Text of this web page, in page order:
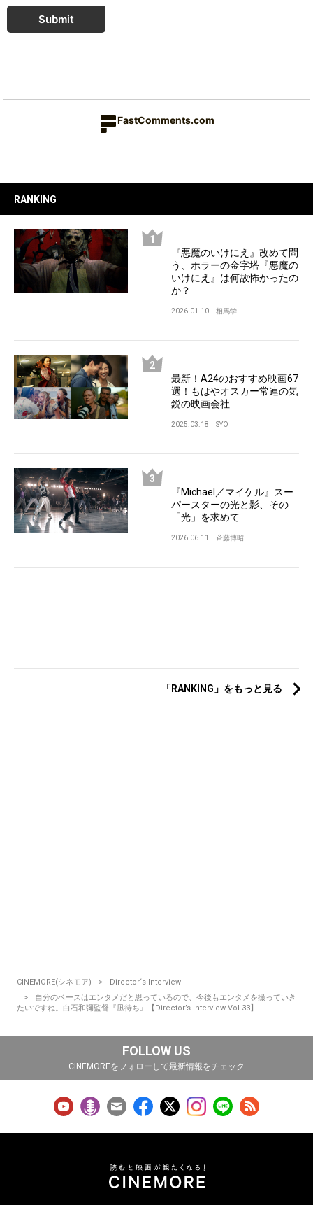
Submit
FastComments.com
RANKING
『悪魔のいけにえ』改めて問
う、ホラーの金字塔『悪魔の
いけにえ』は何故怖かったの
か？
2026.01.10 相馬学
最新！A24のおすすめ映画67
選！もはやオスカー常連の気
鋭の映画会社
2025.03.18 SYO
『Michael／マイケル』スー
パースターの光と影、その
「光」を求めて
2026.06.11 斉藤博昭
「RANKING」をもっと見る
CINEMORE(シネモア)
Director‘s Interview
自分のベースはエンタメだと思っているので、今後もエンタメを撮っていき
たいですね。白石和彌監督『凪待ち』【Director’s Interview Vol.33】
FOLLOW US
CINEMOREをフォローして最新情報をチェック